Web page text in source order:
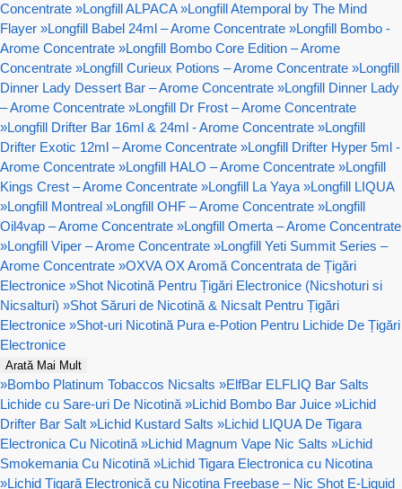
Concentrate »Longfill ALPACA »Longfill Atemporal by The Mind
Flayer »Longfill Babel 24ml – Arome Concentrate »Longfill Bombo -
Arome Concentrate »Longfill Bombo Core Edition – Arome
Concentrate »Longfill Curieux Potions – Arome Concentrate »Longfill
Dinner Lady Dessert Bar – Arome Concentrate »Longfill Dinner Lady
– Arome Concentrate »Longfill Dr Frost – Arome Concentrate
»Longfill Drifter Bar 16ml & 24ml - Arome Concentrate »Longfill
Drifter Exotic 12ml – Arome Concentrate »Longfill Drifter Hyper 5ml -
Arome Concentrate »Longfill HALO – Arome Concentrate »Longfill
Kings Crest – Arome Concentrate »Longfill La Yaya »Longfill LIQUA
»Longfill Montreal »Longfill OHF – Arome Concentrate »Longfill
Oil4vap – Arome Concentrate »Longfill Omerta – Arome Concentrate
»Longfill Viper – Arome Concentrate »Longfill Yeti Summit Series –
Arome Concentrate »OXVA OX Aromă Concentrata de Țigări
Electronice »Shot Nicotină Pentru Țigări Electronice (Nicshoturi si
Nicsalturi) »Shot Săruri de Nicotină & Nicsalt Pentru Țigări
Electronice »Shot-uri Nicotină Pura e-Potion Pentru Lichide De Țigări
Electronice
Arată Mai Mult
»Bombo Platinum Tobaccos Nicsalts »ElfBar ELFLIQ Bar Salts
Lichide cu Sare-uri De Nicotină »Lichid Bombo Bar Juice »Lichid
Drifter Bar Salt »Lichid Kustard Salts »Lichid LIQUA De Tigara
Electronica Cu Nicotină »Lichid Magnum Vape Nic Salts »Lichid
Smokemania Cu Nicotină »Lichid Tigara Electronica cu Nicotina
»Lichid Țigară Electronică cu Nicotina Freebase – Nic Shot E-Liquid